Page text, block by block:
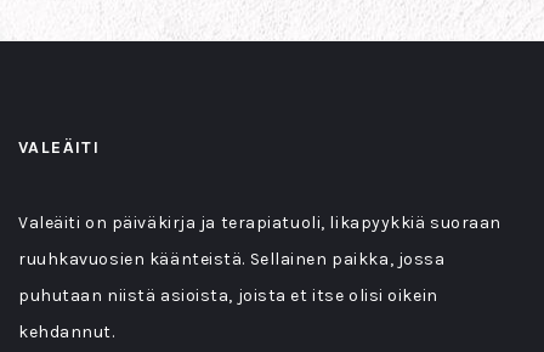
VALEÄITI
Valeäiti on päiväkirja ja terapiatuoli, likapyykkiä suoraan
ruuhkavuosien käänteistä. Sellainen paikka, jossa
puhutaan niistä asioista, joista et itse olisi oikein
kehdannut.